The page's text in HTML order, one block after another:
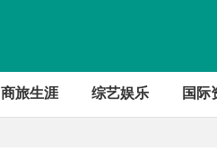
商旅生涯 综艺娱乐 国际